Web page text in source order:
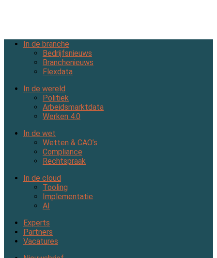
In de branche
Bedrijfsnieuws
Branchenieuws
Flexdata
In de wereld
Politiek
Arbeidsmarktdata
Werken 4.0
In de wet
Wetten & CAO’s
Compliance
Rechtspraak
In de cloud
Tooling
Implementatie
AI
Experts
Partners
Vacatures